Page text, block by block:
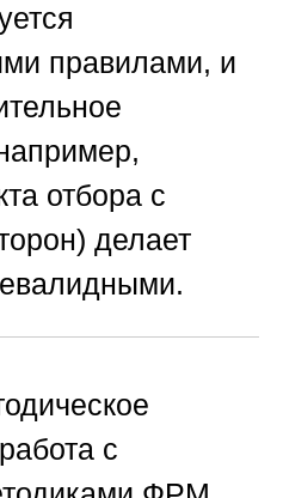
правилами, и
отбора с
делает
с